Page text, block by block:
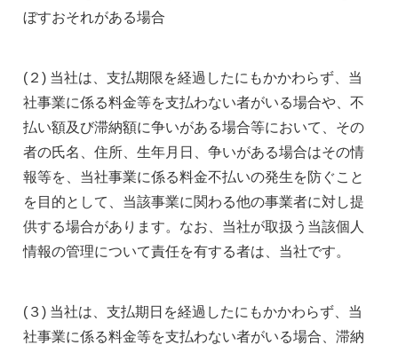
ぼすおそれがある場合
(２) 当社は、支払期限を経過したにもかかわらず、当
社事業に係る料金等を支払わない者がいる場合や、不
払い額及び滞納額に争いがある場合等において、その
者の氏名、住所、生年月日、争いがある場合はその情
報等を、当社事業に係る料金不払いの発生を防ぐこと
を目的として、当該事業に関わる他の事業者に対し提
供する場合があります。なお、当社が取扱う当該個人
情報の管理について責任を有する者は、当社です。
(３) 当社は、支払期日を経過したにもかかわらず、当
社事業に係る料金等を支払わない者がいる場合、滞納